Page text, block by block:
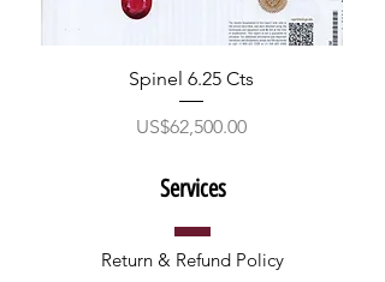
Spinel 6.25 Cts
ราคา
US$62,500.00
Services
Return & Refund Policy